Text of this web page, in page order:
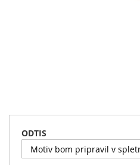
začetek
galerije
ODTIS